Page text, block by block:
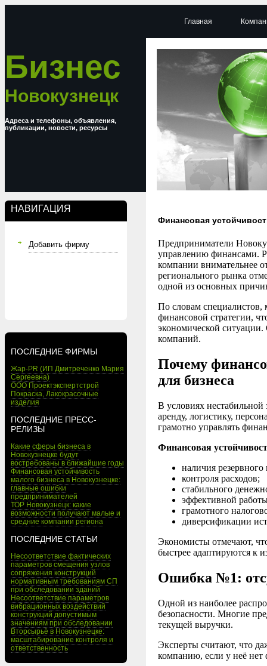
Бизнес
Новокузнецк
Адреса и телефоны, объявления,
публикации, новости, ресурсы
НАВИГАЦИЯ
Добавить фирму
ПОСЛЕДНИЕ ФИРМЫ
Жар-PR (ИП Дмитреченко Мария
Сергеевна)
ООО Проектэкспертстрой
Покраска, Лакокрасочные
изделия
ПОСЛЕДНИЕ ПРЕСС-
РЕЛИЗЫ
Какие сферы бизнеса в
Новокузнецке будут
востребованы в ближайшие годы
Финансовая устойчивость
малого бизнеса в Новокузнецке:
главные ошибки
предпринимателей
ТОР Новокузнецк: какие
возможности получают малые и
средние компании региона
ПОСЛЕДНИЕ СТАТЬИ
Несоответствие фактических
параметров смещения узлов
сопряжения конструкций
нормативным требованиям СП
при обследовании зданий
Несоответствие параметров
вибрационных воздействий
конструкций допустимым
значениям при обследовании
Вторсырьё в Новокузнецке:
масштабирование контроля и
ответственность
Главная
Финансовая
Предприниматели
управлению финансами.
компании внимательнее
регионального рынка
одной из основных
По словам специалистов,
финансовой стратегии,
экономической ситуации.
компаний.
Почему
для бизнеса
В условиях нестабильной
аренду, логистику,
грамотно управлять
Финансовая
наличия резервного
контроля расходов;
стабильного
эффективной
грамотного
диверсификации
Экономисты отмечают,
быстрее адаптируются к
Ошибка №1:
Одной из наиболее
безопасности. Многие
текущей выручки.
Эксперты считают, что
компанию, если у неё нет